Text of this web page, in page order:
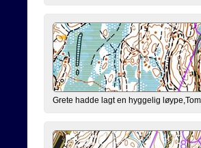
Grete hadde lagt en hyggelig